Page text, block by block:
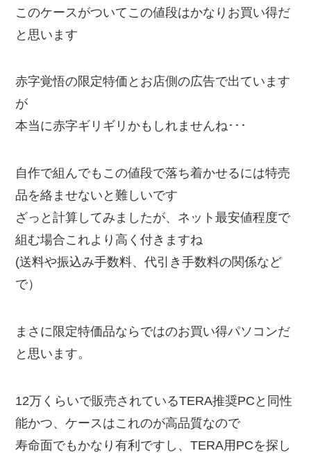
このケースがついてこの値段はかなりお買い得だ
と思います
赤字覚悟の限定特価とお店側の広告で出ています
が
本当に赤字ギリギリかもしれませんね･･･
自作で組んでもこの値段で落ち着かせるには特売
品を絡ませないと難しいです
ざっと計算してみましたが、ネット最安値程度で
組む場合これより高く付きますね
(送料や振込み手数料、代引き手数料の関係など
で）
まさに限定特価品ならではのお買い得パソコンだ
と思います。
12万くらいで販売されているTERA推奨PCと同性
能かつ、ケースはこれのが高品質なので
寿命面でもかなり有利ですし、TERA用PCを探し